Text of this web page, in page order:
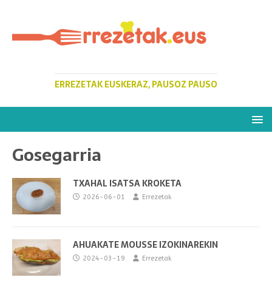
ERREZETAK EUSKERAZ, PAUSOZ PAUSO
Gosegarria
TXAHAL ISATSA KROKETA
2026-06-01 Errezetak
AHUAKATE MOUSSE IZOKINAREKIN
2024-03-19 Errezetak